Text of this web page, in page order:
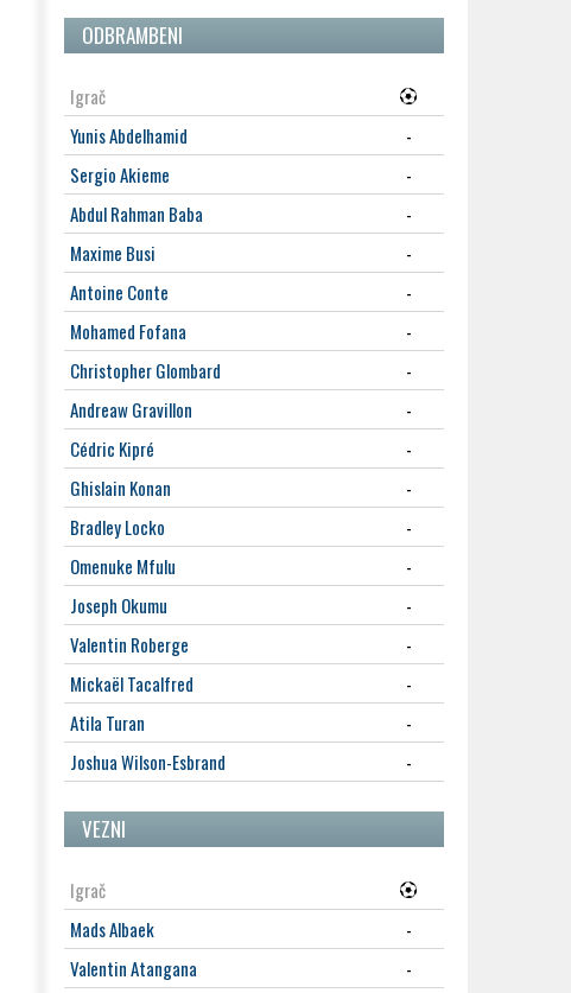
ODBRAMBENI
Igrač
Yunis Abdelhamid
-
Sergio Akieme
-
Abdul Rahman Baba
-
Maxime Busi
-
Antoine Conte
-
Mohamed Fofana
-
Christopher Glombard
-
Andreaw Gravillon
-
Cédric Kipré
-
Ghislain Konan
-
Bradley Locko
-
Omenuke Mfulu
-
Joseph Okumu
-
Valentin Roberge
-
Mickaël Tacalfred
-
Atila Turan
-
Joshua Wilson-Esbrand
-
VEZNI
Igrač
Mads Albaek
-
Valentin Atangana
-